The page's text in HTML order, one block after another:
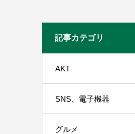
記事カテゴリ
AKT
SNS、電子機器
グルメ